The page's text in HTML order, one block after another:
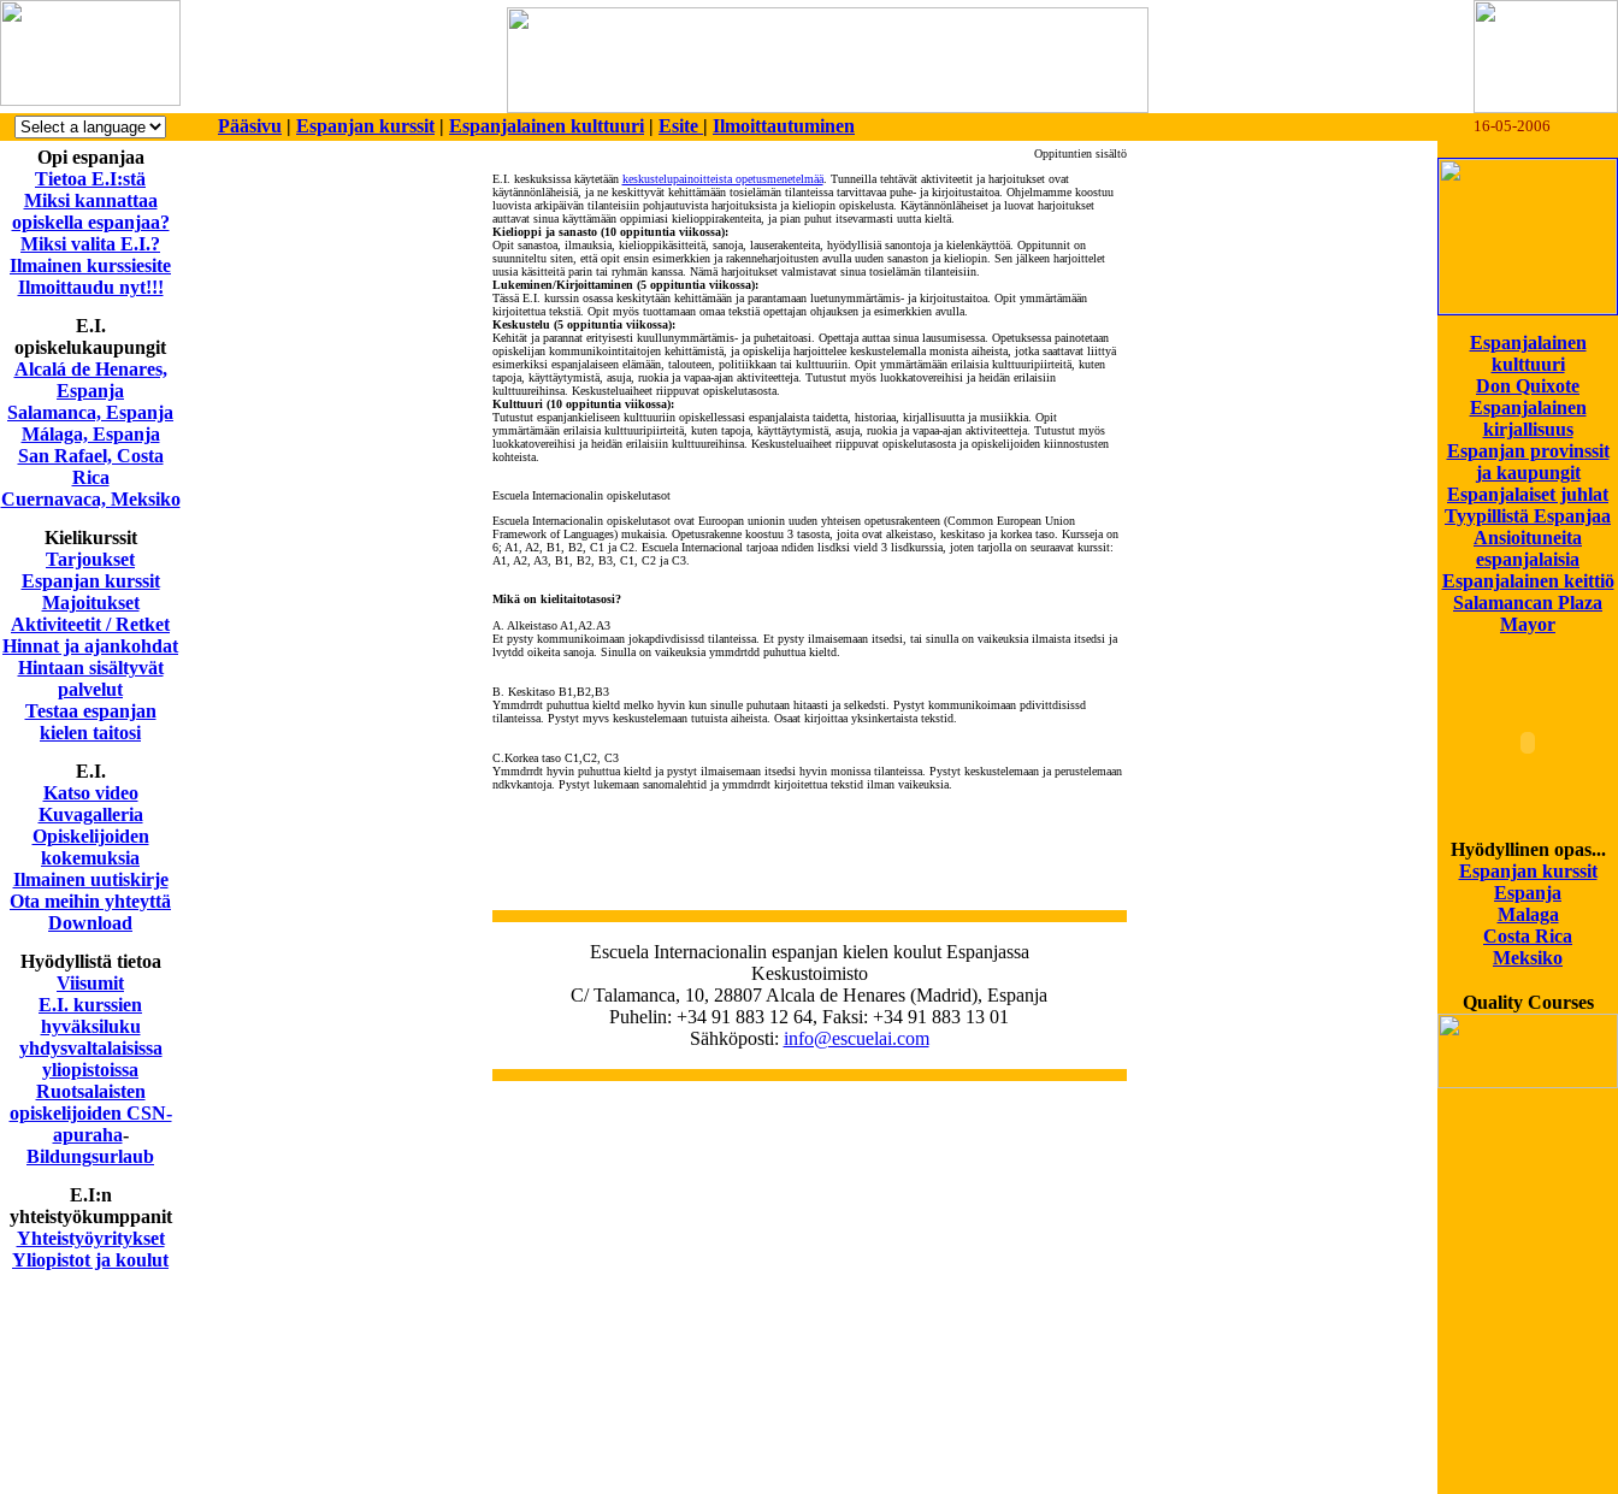
Pääsivu | Espanjan kurssit | Espanjalainen kulttuuri | Esite | Ilmoittautuminen 16-05-2006
Opi espanjaa
Tietoa E.I:stä
Miksi kannattaa
opiskella espanjaa?
Miksi valita E.I.?
Ilmainen kurssiesite
Ilmoittaudu nyt!!!
E.I.
opiskelukaupungit
Alcalá de Henares,
Espanja
Salamanca, Espanja
Málaga, Espanja
San Rafael, Costa
Rica
Cuernavaca, Meksiko
Kielikurssit
Tarjoukset
Espanjan kurssit
Majoitukset
Aktiviteetit / Retket
Hinnat ja ajankohdat
Hintaan sisältyvät
palvelut
Testaa espanjan
kielen taitosi
E.I.
Katso video
Kuvagalleria
Opiskelijoiden
kokemuksia
Ilmainen uutiskirje
Ota meihin yhteyttä
Download
Hyödyllistä tietoa
Viisumit
E.I. kurssien
hyväksiluku
yhdysvaltalaisissa
yliopistoissa
Ruotsalaisten
opiskelijoiden CSN-
apuraha-
Bildungsurlaub
E.I:n
yhteistyökumppanit
Yhteistyöyritykset
Yliopistot ja koulut
Oppituntien sisältö
E.I. keskuksissa käytetään keskustelupainoitteista opetusmenetelmää. Tunneilla tehtävät aktiviteetit ja harjoitukset ovat
käytännönläheisiä, ja ne keskittyvät kehittämään tosielämän tilanteissa tarvittavaa puhe- ja kirjoitustaitoa. Ohjelmamme koostuu
luovista arkipäivän tilanteisiin pohjautuvista harjoituksista ja kieliopin opiskelusta. Käytännönläheiset ja luovat harjoitukset
auttavat sinua käyttämään oppimiasi kielioppirakenteita, ja pian puhut itsevarmasti uutta kieltä.
Kielioppi ja sanasto (10 oppituntia viikossa):
Opit sanastoa, ilmauksia, kielioppikäsitteitä, sanoja, lauserakenteita, hyödyllisiä sanontoja ja kielenkäyttöä. Oppitunnit on
suunniteltu siten, että opit ensin esimerkkien ja rakenneharjoitusten avulla uuden sanaston ja kieliopin. Sen jälkeen harjoittelet
uusia käsitteitä parin tai ryhmän kanssa. Nämä harjoitukset valmistavat sinua tosielämän tilanteisiin.
Lukeminen/Kirjoittaminen (5 oppituntia viikossa):
Tässä E.I. kurssin osassa keskitytään kehittämään ja parantamaan luetunymmärtämis- ja kirjoitustaitoa. Opit ymmärtämään
kirjoitettua tekstiä. Opit myös tuottamaan omaa tekstiä opettajan ohjauksen ja esimerkkien avulla.
Keskustelu (5 oppituntia viikossa):
Kehität ja parannat erityisesti kuullunymmärtämis- ja puhetaitoasi. Opettaja auttaa sinua lausumisessa. Opetuksessa painotetaan
opiskelijan kommunikointitaitojen kehittämistä, ja opiskelija harjoittelee keskustelemalla monista aiheista, jotka saattavat liittyä
esimerkiksi espanjalaiseen elämään, talouteen, politiikkaan tai kulttuuriin. Opit ymmärtämään erilaisia kulttuuripiirteitä, kuten
tapoja, käyttäytymistä, asuja, ruokia ja vapaa-ajan aktiviteetteja. Tutustut myös luokkatovereihisi ja heidän erilaisiin
kulttuureihinsa. Keskusteluaiheet riippuvat opiskelutasosta.
Kulttuuri (10 oppituntia viikossa):
Tutustut espanjankieliseen kulttuuriin opiskellessasi espanjalaista taidetta, historiaa, kirjallisuutta ja musiikkia. Opit
ymmärtämään erilaisia kulttuuripiirteitä, kuten tapoja, käyttäytymistä, asuja, ruokia ja vapaa-ajan aktiviteetteja. Tutustut myös
luokkatovereihisi ja heidän erilaisiin kulttuureihinsa. Keskusteluaiheet riippuvat opiskelutasosta ja opiskelijoiden kiinnostusten
kohteista.
Escuela Internacionalin opiskelutasot
Escuela Internacionalin opiskelutasot ovat Euroopan unionin uuden yhteisen opetusrakenteen (Common European Union
Framework of Languages) mukaisia. Opetusrakenne koostuu 3 tasosta, joita ovat alkeistaso, keskitaso ja korkea taso. Kursseja on
6; A1, A2, B1, B2, C1 ja C2. Escuela Internacional tarjoaa ndiden lisdksi vield 3 lisdkurssia, joten tarjolla on seuraavat kurssit:
A1, A2, A3, B1, B2, B3, C1, C2 ja C3.
Mikä on kielitaitotasosi?
A. Alkeistaso A1,A2.A3
Et pysty kommunikoimaan jokapdivdisissd tilanteissa. Et pysty ilmaisemaan itsedsi, tai sinulla on vaikeuksia ilmaista itsedsi ja
lvytdd oikeita sanoja. Sinulla on vaikeuksia ymmdrtdd puhuttua kieltd.
B. Keskitaso B1,B2,B3
Ymmdrrdt puhuttua kieltd melko hyvin kun sinulle puhutaan hitaasti ja selkedsti. Pystyt kommunikoimaan pdivittdisissd
tilanteissa. Pystyt myvs keskustelemaan tutuista aiheista. Osaat kirjoittaa yksinkertaista tekstid.
C.Korkea taso C1,C2, C3
Ymmdrrdt hyvin puhuttua kieltd ja pystyt ilmaisemaan itsedsi hyvin monissa tilanteissa. Pystyt keskustelemaan ja perustelemaan
ndkvkantoja. Pystyt lukemaan sanomalehtid ja ymmdrrdt kirjoitettua tekstid ilman vaikeuksia.
Escuela Internacionalin espanjan kielen koulut Espanjassa
Keskustoimisto
C/ Talamanca, 10, 28807 Alcala de Henares (Madrid), Espanja
Puhelin: +34 91 883 12 64, Faksi: +34 91 883 13 01
Sähköposti: info@escuelai.com
Espanjalainen
kulttuuri
Don Quixote
Espanjalainen
kirjallisuus
Espanjan provinssit
ja kaupungit
Espanjalaiset juhlat
Tyypillistä Espanjaa
Ansioituneita
espanjalaisia
Espanjalainen keittiö
Salamancan Plaza
Mayor
Hyödyllinen opas...
Espanjan kurssit
Espanja
Malaga
Costa Rica
Meksiko
Quality Courses